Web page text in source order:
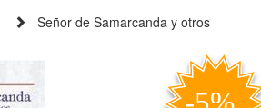
Señor de Samarcanda y otros